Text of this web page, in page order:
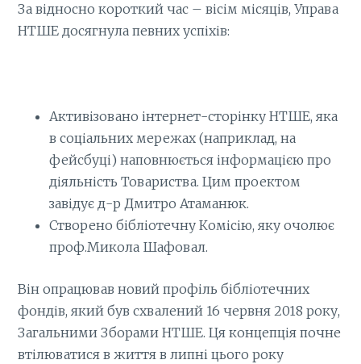
За відносно короткий час – вісім місяців, Управа
НТШЕ досягнула певних успіхів:
Активізовано інтернет-сторінку НТШЕ, яка
в соціальних мережах (наприклад, на
фейсбуці) наповнюється інформацією про
діяльність Товариства. Цим проектом
завідує д-р Дмитро Атаманюк.
Створено бібліотечну Комісію, яку очолює
проф.Микола Шафовал.
Він опрацював новий профіль бібліотечних
фондів, який був схвалений 16 червня 2018 року,
Загальними Зборами НТШЕ. Ця концепція почне
втілюватися в життя в липні цього року